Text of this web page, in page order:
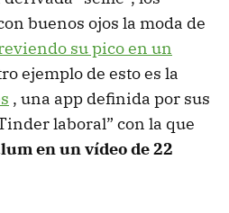
buenos ojos la moda de
su pico en un
ejemplo de esto es la
, una app definida por sus
laboral” con la que
en un vídeo de 22